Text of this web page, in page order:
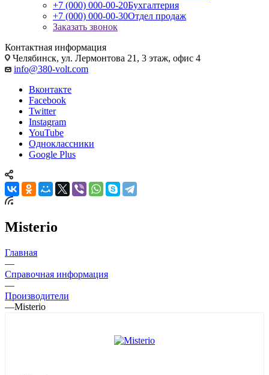
+7 (000) 000-00-20Бухгалтерия
+7 (000) 000-00-30Отдел продаж
Заказать звонок
Контактная информация
Челябинск, ул. Лермонтова 21, 3 этаж, офис 4
info@380-volt.com
Вконтакте
Facebook
Twitter
Instagram
YouTube
Одноклассники
Google Plus
Misterio
Главная
—
Справочная информация
—
Производители
—Misterio